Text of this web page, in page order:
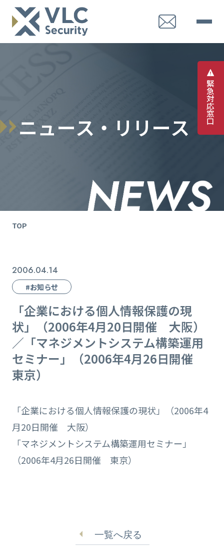
緊
急
対
応
窓
口
ニュース ・ リ リ ース
TOP
2006.04.14
#お知らせ
「企業における個人情報保護の現
状」（2006年4月20日開催 大阪）
／「マネジメントシステム構築運用
セミナー」（2006年4月26日開催
東京）
「企業における個人情報保護の現状」（2006年4
月20日開催 大阪）
「マネジメントシステム構築運用セミナー」
（2006年4月26日開催 東京）
一覧へ戻る